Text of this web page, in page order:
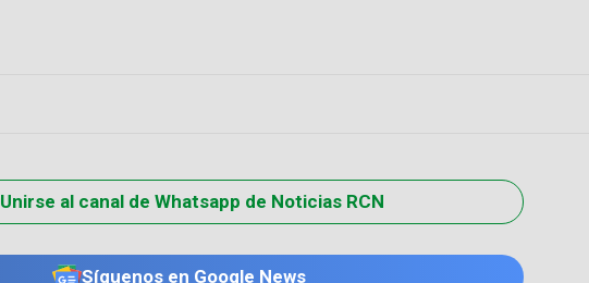
Unirse al canal de Whatsapp de Noticias RCN
Síguenos en Google News